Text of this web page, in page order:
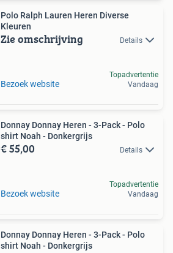
Polo Ralph Lauren Heren Diverse
Kleuren
Zie omschrijving Details
Bezoek website
Topadvertentie
Vandaag
Donnay Donnay Heren - 3-Pack - Polo
shirt Noah - Donkergrijs
€ 55,00 Details
Bezoek website
Topadvertentie
Vandaag
Donnay Donnay Heren - 3-Pack - Polo
shirt Noah - Donkergrijs